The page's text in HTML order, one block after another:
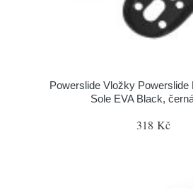
Powerslide Vložky
Sole EVA Black,
318 Kč